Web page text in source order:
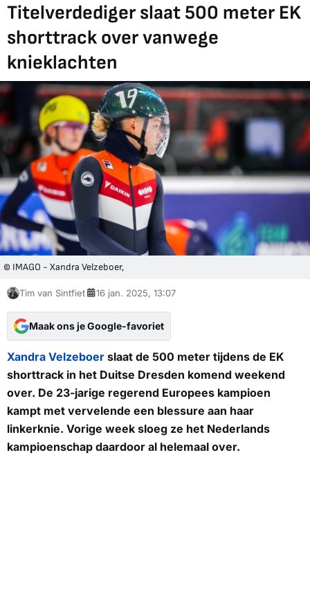
Titelverdediger slaat 500 meter EK
shorttrack over vanwege
knieklachten
© IMAGO - Xandra Velzeboer,
Tim van Sintfiet 16 jan. 2025, 13:07
Maak ons je Google-favoriet
Xandra Velzeboer slaat de 500 meter tijdens de EK
shorttrack in het Duitse Dresden komend weekend
over. De 23-jarige regerend Europees kampioen
kampt met vervelende een blessure aan haar
linkerknie. Vorige week sloeg ze het Nederlands
kampioenschap daardoor al helemaal over.